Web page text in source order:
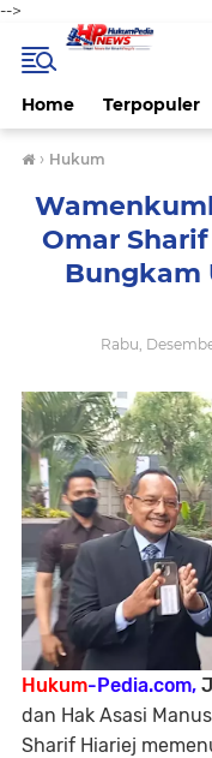
-->
Home Terpopuler
› Hukum
Omar
Bungkam
Rabu,
Hukum-Pedia.com,
dan Hak Asasi
Sharif Hiariej